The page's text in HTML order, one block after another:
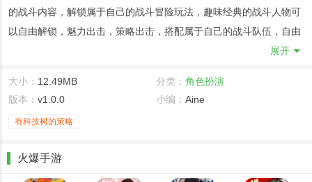
的战斗内容，解锁属于自己的战斗冒险玩法，趣味经典的战斗人物可
以自由解锁，魅力出击，策略出击，搭配属于自己的战斗队伍，自由
出击冒险内容！喜欢魔幻战斗游戏的玩家，可以下载试试看哦，感受
疾风猎人手机版攻略：
阵法攻略：丰富阵法组合，打造不同的阵法，带来差异化的附加属
微操作：即时打断战斗操作系统，无脑围观，告别传统卡牌游戏~
契合：拥有契合关系链的伙伴同时上阵，双方满怒时可以释放契合技
展开
大小： 12.49MB 分类： 角色扮演
版本： v1.0.0 小编： Aine
有科技树的策略
火爆手游